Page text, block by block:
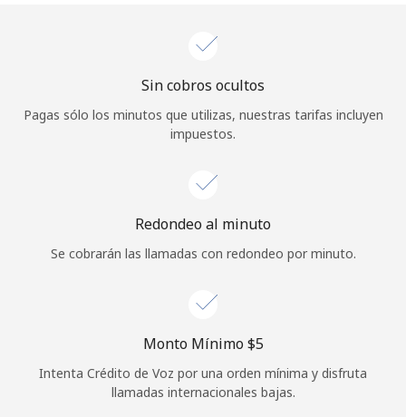
¡Hola!
REGÍSTRATE →
Sin cobros ocultos
Pagas sólo los minutos que utilizas, nuestras tarifas incluyen
impuestos.
Redondeo al minuto
Se cobrarán las llamadas con redondeo por minuto.
Monto Mínimo ⁦$5⁩
Intenta Crédito de Voz por una orden mínima y disfruta
llamadas internacionales bajas.